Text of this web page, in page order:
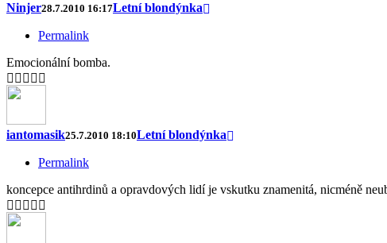
Ninjer28.7.2010 16:17Letní blondýnka
Permalink
Emocionální bomba.
iantomasik25.7.2010 18:10Letní blondýnka
Permalink
koncepce antihrdinů a opravdových lidí je vskutku znamenitá, nicméně